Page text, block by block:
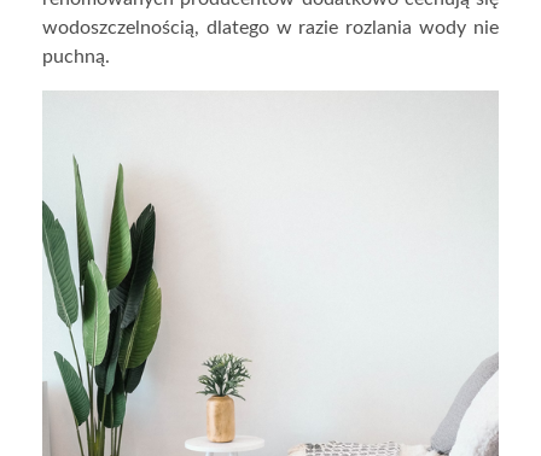
wodoszczelnością, dlatego w razie rozlania wody nie
puchną.